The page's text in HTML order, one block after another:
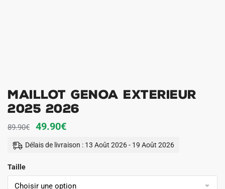
Maillot Genoa Exterieur
2025 2026
89.90€
Le
prix
89.90€.
49.90€Le
prix
49.90€.
Délais de livraison : 13 Août 2026 - 19 Août 2026
Taille